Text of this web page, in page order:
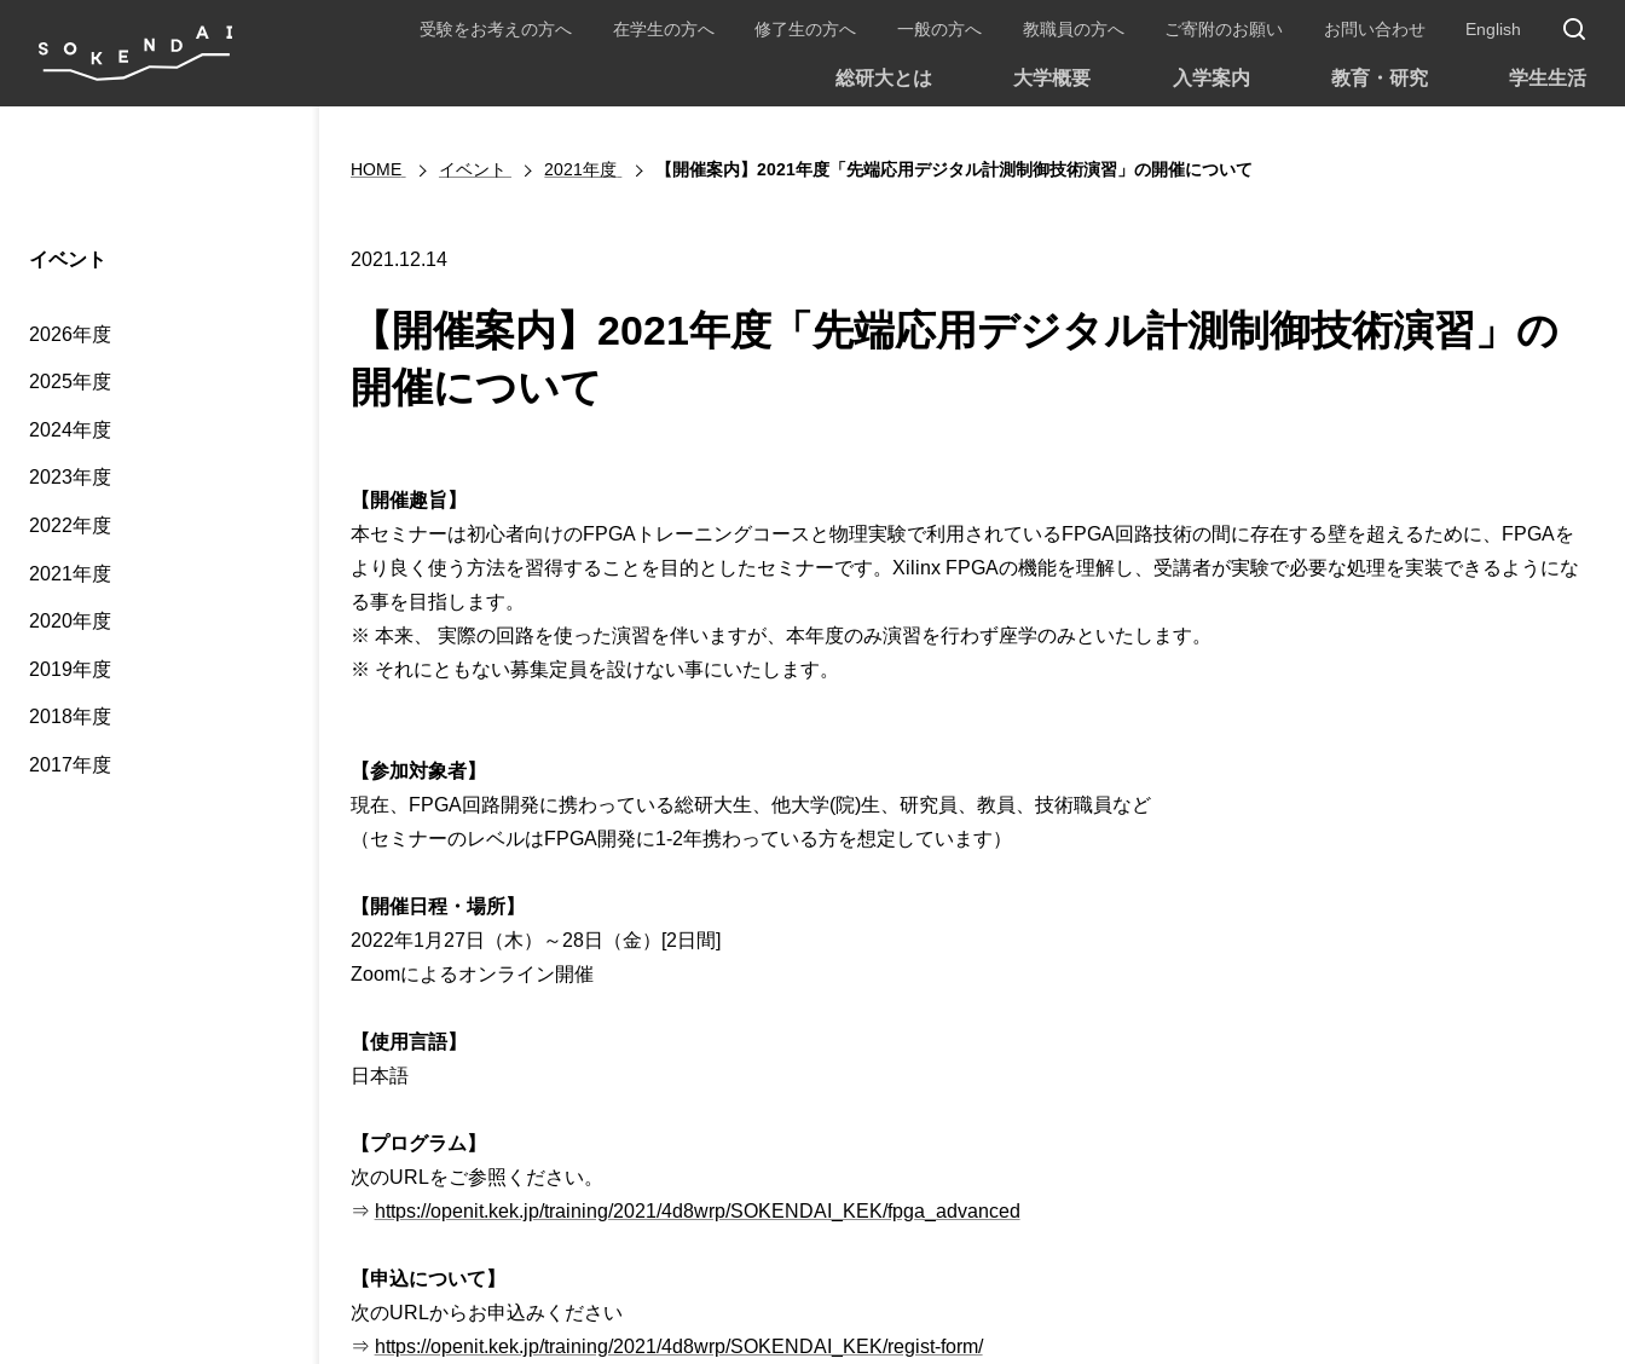
総研大とは 大学概要 入学案内 教育・研究 学生生活
受験をお考えの方へ 在学生の方へ 修了生の方へ 一般の方へ 教職員の方へ ご寄附のお願い お問い合わせ English
HOME イベント 2021年度 【開催案内】2021年度「先端応用デジタル計測制御技術演習」の開催について
2021.12.14
【開催案内】2021年度「先端応用デジタル計測制御技術演習」の
開催について
【開催趣旨】
本セミナーは初心者向けのFPGAトレーニングコースと物理実験で利用されているFPGA回路技術の間に存在する壁を超えるために、FPGAを
より良く使う方法を習得することを目的としたセミナーです。Xilinx FPGAの機能を理解し、受講者が実験で必要な処理を実装できるようにな
る事を目指します。
※ 本来、 実際の回路を使った演習を伴いますが、本年度のみ演習を行わず座学のみといたします。
※ それにともない募集定員を設けない事にいたします。
【参加対象者】
現在、FPGA回路開発に携わっている総研大生、他大学(院)生、研究員、教員、技術職員など
（セミナーのレベルはFPGA開発に1-2年携わっている方を想定しています）
【開催日程・場所】
2022年1月27日（木）～28日（金）[2日間]
Zoomによるオンライン開催
【使用言語】
日本語
【プログラム】
次のURLをご参照ください。
⇒ https://openit.kek.jp/training/2021/4d8wrp/SOKENDAI_KEK/fpga_advanced
【申込について】
次のURLからお申込みください
⇒ https://openit.kek.jp/training/2021/4d8wrp/SOKENDAI_KEK/regist-form/
イベント
2026年度
2025年度
2024年度
2023年度
2022年度
2021年度
2020年度
2019年度
2018年度
2017年度